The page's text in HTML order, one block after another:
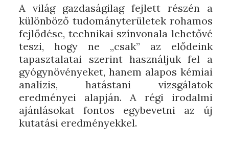
A világ gazdaságilag fejlett részén a
különböző tudományterületek rohamos
fejlődése, technikai színvonala lehetővé
teszi, hogy ne „csak” az elődeink
tapasztalatai szerint használjuk fel a
gyógynövényeket, hanem alapos kémiai
analízis, hatástani vizsgálatok
eredményei alapján. A régi irodalmi
ajánlásokat fontos egybevetni az új
kutatási eredményekkel.